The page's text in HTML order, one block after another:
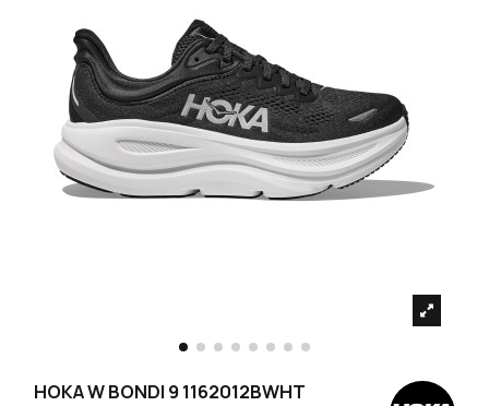
HOKA W BONDI 9 1162012BWHT